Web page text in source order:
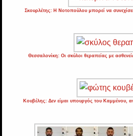
Σκουρλέτης: Η Νοτοπούλου μπορεί να
Θεσσαλονίκη: Οι σκύλοι θεραπείας με
Κουβέλης: Δεν είμαι υπουργός του Καμμένου,